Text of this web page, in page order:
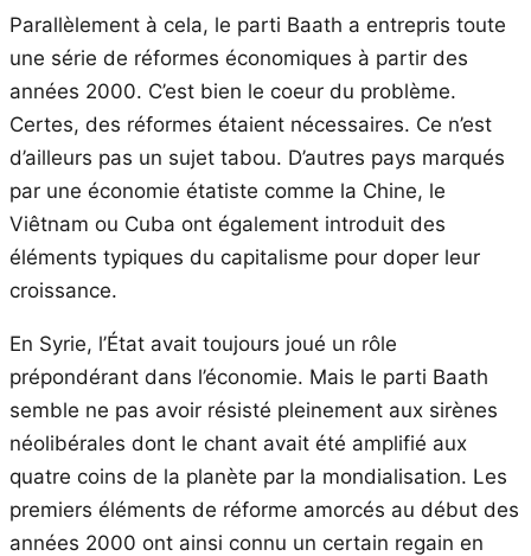
Parallèlement à cela, le parti Baath a entrepris toute
une série de réformes économiques à partir des
années 2000. C’est bien le coeur du problème.
Certes, des réformes étaient nécessaires. Ce n’est
d’ailleurs pas un sujet tabou. D’autres pays marqués
par une économie étatiste comme la Chine, le
Viêtnam ou Cuba ont également introduit des
éléments typiques du capitalisme pour doper leur
croissance.
En Syrie, l’État avait toujours joué un rôle
prépondérant dans l’économie. Mais le parti Baath
semble ne pas avoir résisté pleinement aux sirènes
néolibérales dont le chant avait été amplifié aux
quatre coins de la planète par la mondialisation. Les
premiers éléments de réforme amorcés au début des
années 2000 ont ainsi connu un certain regain en